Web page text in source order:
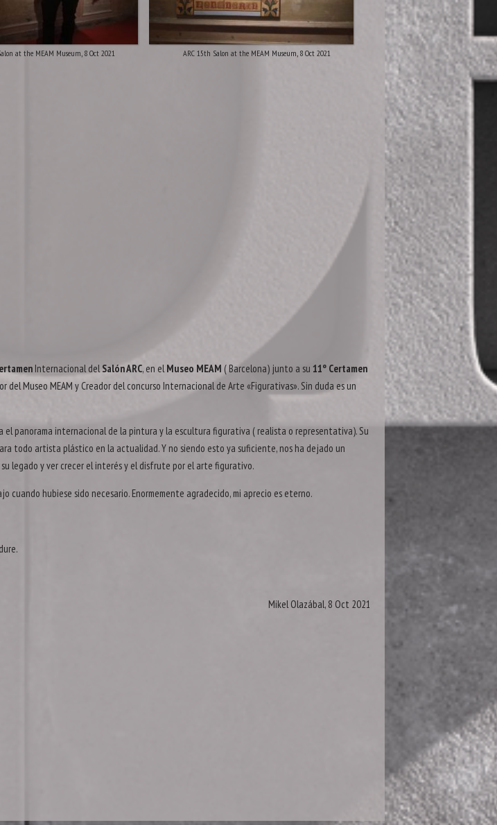
at the MEAM Museum, 8 Oct 2021 ARC 15th Salon at the MEAM Museum, 8 Oct 2021
Internacional delSalón ARC, en elMuseo MEAM ( Barcelona) junto a su 11º Certamen
Museo MEAM y Creador del concurso Internacional de Arte «Figurativas». Sin duda es un
panorama internacional de la pintura y la escultura figurativa ( realista o representativa). Su
todo artista plástico en la actualidad. Y no siendo esto ya suficiente, nos ha dejado un
legado y ver crecer el interés y el disfrute por el arte figurativo.
hubiese sido necesario. Enormemente agradecido, mi aprecio es eterno.
Mikel Olazábal, 8 Oct 2021